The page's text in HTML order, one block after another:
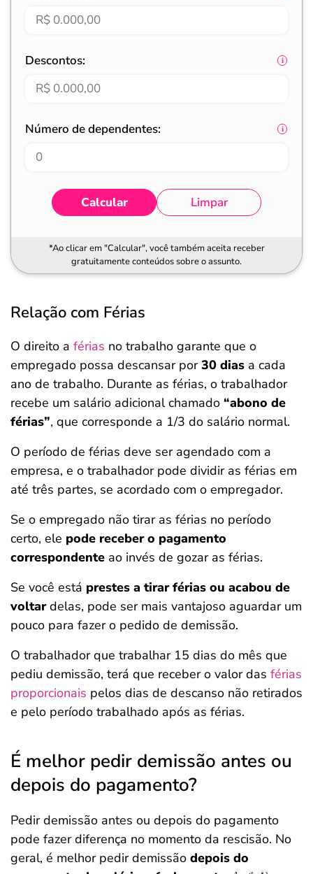
Descontos:
Número de dependentes:
Calcular Limpar
*Ao clicar em "Calcular", você também aceita receber
gratuitamente conteúdos sobre o assunto.
Relação com Férias
O direito a férias no trabalho garante que o
empregado possa descansar por30 dias a cada
ano de trabalho. Durante as férias, o trabalhador
recebe um salário adicional chamado “abono de
férias”, que corresponde a 1/3 do salário normal.
O período de férias deve ser agendado com a
empresa, e o trabalhador pode dividir as férias em
até três partes, se acordado com o empregador.
Se o empregado não tirar as férias no período
certo, ele pode receber o pagamento
correspondente ao invés de gozar as férias.
Se você está prestes a tirar férias ou acabou de
voltardelas, pode ser mais vantajoso aguardar um
pouco para fazer o pedido de demissão.
O trabalhador que trabalhar 15 dias do mês que
pediu demissão, terá que receber o valor das férias
proporcionais pelos dias de descanso não retirados
e pelo período trabalhado após as férias.
É melhor pedir demissão antes ou
depois do pagamento?
Pedir demissão antes ou depois do pagamento
pode fazer diferença no momento da rescisão. No
geral, é melhor pedir demissão depois do